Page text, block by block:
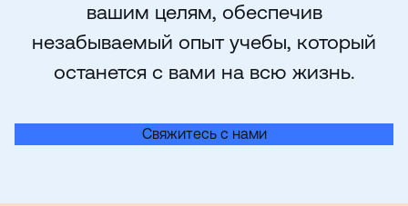
вашим целям, обеспечив
незабываемый опыт учебы, который
останется с вами на всю жизнь.
Свяжитесь с нами